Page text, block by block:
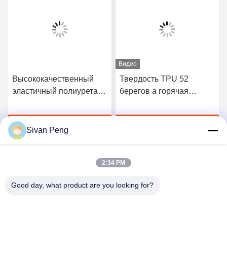
Высококачественный
эластичный полиуретан
склеивающую пленку
Получите самую
Видео
Твердость TPU 52
берегов a горячая
пленку для безшовного
Sivan Peng
2:34 PM
Good day, what product are you looking for?